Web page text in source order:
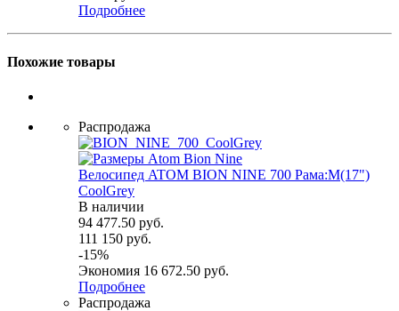
Подробнее
Похожие товары
Распродажа
Велосипед ATOM BION NINE 700 Рама:M(17")
СoolGrey
В наличии
94 477.50 руб.
111 150 руб.
-15%
Экономия 16 672.50 руб.
Подробнее
Распродажа